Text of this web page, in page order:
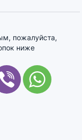
пожалуйста,
ниже